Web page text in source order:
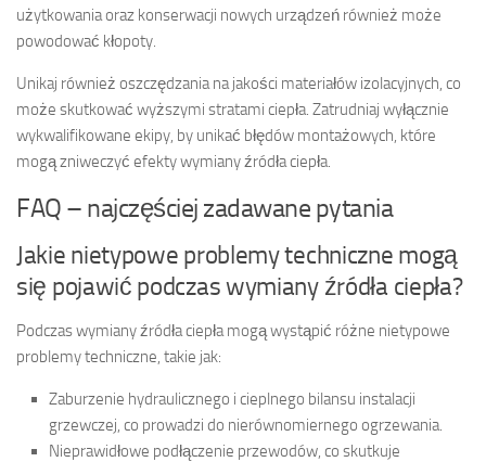
użytkowania oraz konserwacji nowych urządzeń również może
powodować kłopoty.
Unikaj również oszczędzania na jakości materiałów izolacyjnych, co
może skutkować wyższymi stratami ciepła. Zatrudniaj wyłącznie
wykwalifikowane ekipy, by unikać błędów montażowych, które
mogą zniweczyć efekty wymiany źródła ciepła.
FAQ – najczęściej zadawane pytania
Jakie nietypowe problemy techniczne mogą
się pojawić podczas wymiany źródła ciepła?
Podczas wymiany źródła ciepła mogą wystąpić różne nietypowe
problemy techniczne, takie jak:
Zaburzenie hydraulicznego i cieplnego bilansu instalacji
grzewczej, co prowadzi do nierównomiernego ogrzewania.
Nieprawidłowe podłączenie przewodów, co skutkuje